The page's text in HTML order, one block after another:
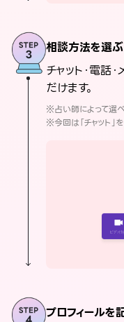
相談方法を選ぶ
チャット・電話
だけます。
※占い師によって選
※今回は「チャット」
プロフィールを